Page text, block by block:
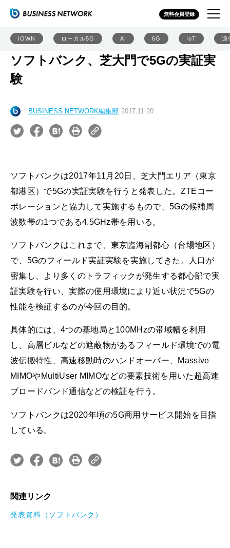
無料会員登録
IOWN ローカル5G AI 6G IoT 通
ソフトバンク、芝大門で5Gの実証実
験
BUSINESS NETWORK編集部 2017.11.20
ソフトバンクは2017年11月20日、芝大門エリア（東京
都港区）で5Gの実証実験を行うと発表した。ZTEコー
ポレーションと協力して実施するもので、5Gの候補周
波数帯の1つである4.5GHz帯を用いる。
ソフトバンクはこれまで、東京臨海副都心（台場地区）
で、5Gのフィールド実証実験を実施してきた。人口が
密集し、より多くのトラフィックが発生する都心部で実
証実験を行い、実際の使用環境により近い状況で5Gの
性能を検証するのが今回の目的。
具体的には、4つの基地局と100MHzの帯域幅を利用
し、高層ビルなどの遮蔽物があるフィールド環境での電
波伝搬特性、高速移動時のハンドオーバー、Massive
MIMOやMultiUser MIMOなどの要素技術を用いた超高速
ブロードバンド通信などの検証を行う。
ソフトバンクは2020年頃の5G商用サービス開始を目指
している。
関連リンク
発表資料（ソフトバンク）